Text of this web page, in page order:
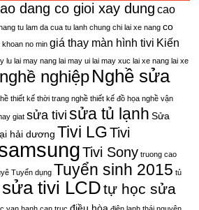
dang co gioi xay dung cao
tu lam da cua tu lanh chung chi lai xe nang co
khoan no min giá thay màn hình tivi Kiến
lu lai may nang lai may ui lai may xuc lai xe nang lai xe
nghề nghiệpNghề sửa
thiết kế thời trang nghề thiết kế đồ họa nghề vận
giat sửa tivi sửa tủ lạnh Sửa
hải dương Tivi LG Tivi
Tivi Sony truong cao
Tuyển dụng Tuyển sinh 2015 tủ
tivi LCDtự học sửa